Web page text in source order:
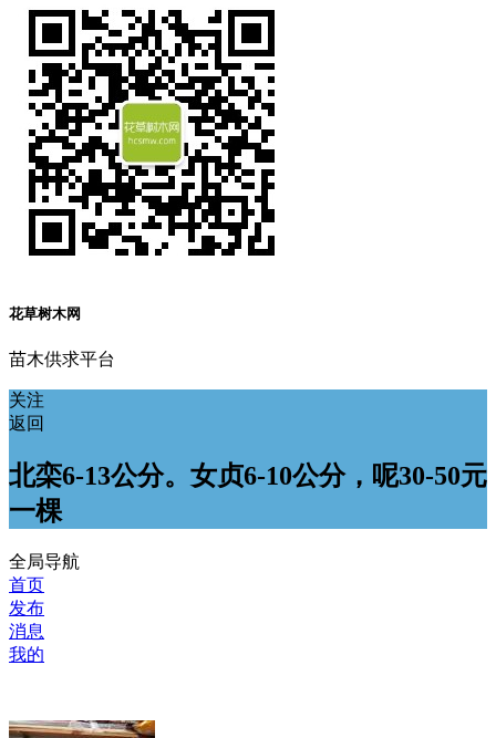
花草树木网
苗木供求平台
关注
返回
北栾6-13公分。女贞6-10公分，呢30-50元
一棵
全局导航
首页
发布
消息
我的